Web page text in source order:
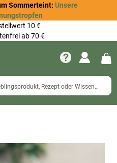
Sommerteint: Unsere
10 €
ab 70 €